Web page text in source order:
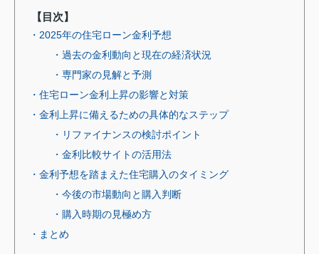
【目次】
・2025年の住宅ローン金利予想
・過去の金利動向と現在の経済状況
・専門家の見解と予測
・住宅ローン金利上昇の影響と対策
・金利上昇に備えるための具体的なステップ
・リファイナンスの検討ポイント
・金利比較サイトの活用法
・金利予想を踏まえた住宅購入のタイミング
・今後の市場動向と購入判断
・購入時期の見極め方
・まとめ